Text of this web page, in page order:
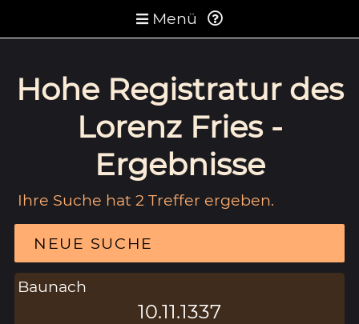
Menü
Hohe Registratur des
Lorenz Fries -
Ergebnisse
Ihre Suche hat 2 Treffer ergeben.
NEUE SUCHE
Baunach
10.11.1337